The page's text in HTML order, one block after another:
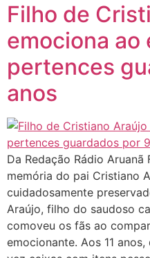
Filho de
emociona ao
pertences
anos
Da Redação Rádio
memória do pai Cristiano
cuidadosamente
Araújo, filho do saudoso
comoveu os fãs ao
emocionante. Aos 11